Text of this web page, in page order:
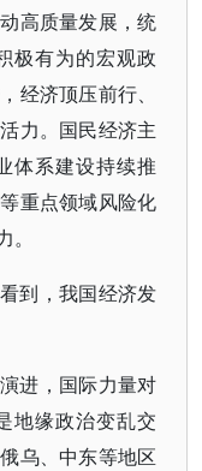
高质量发展，统
极有为的宏观政
经济顶压前行、
力。国民经济主
体系建设持续推
重点领域风险化
到，我国经济发
进，国际力量对
地缘政治变乱交
乌、中东等地区